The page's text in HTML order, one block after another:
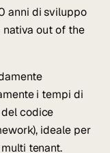
anni di sviluppo
nativa out of the
i tempi di
codice
ideale per
tenant.